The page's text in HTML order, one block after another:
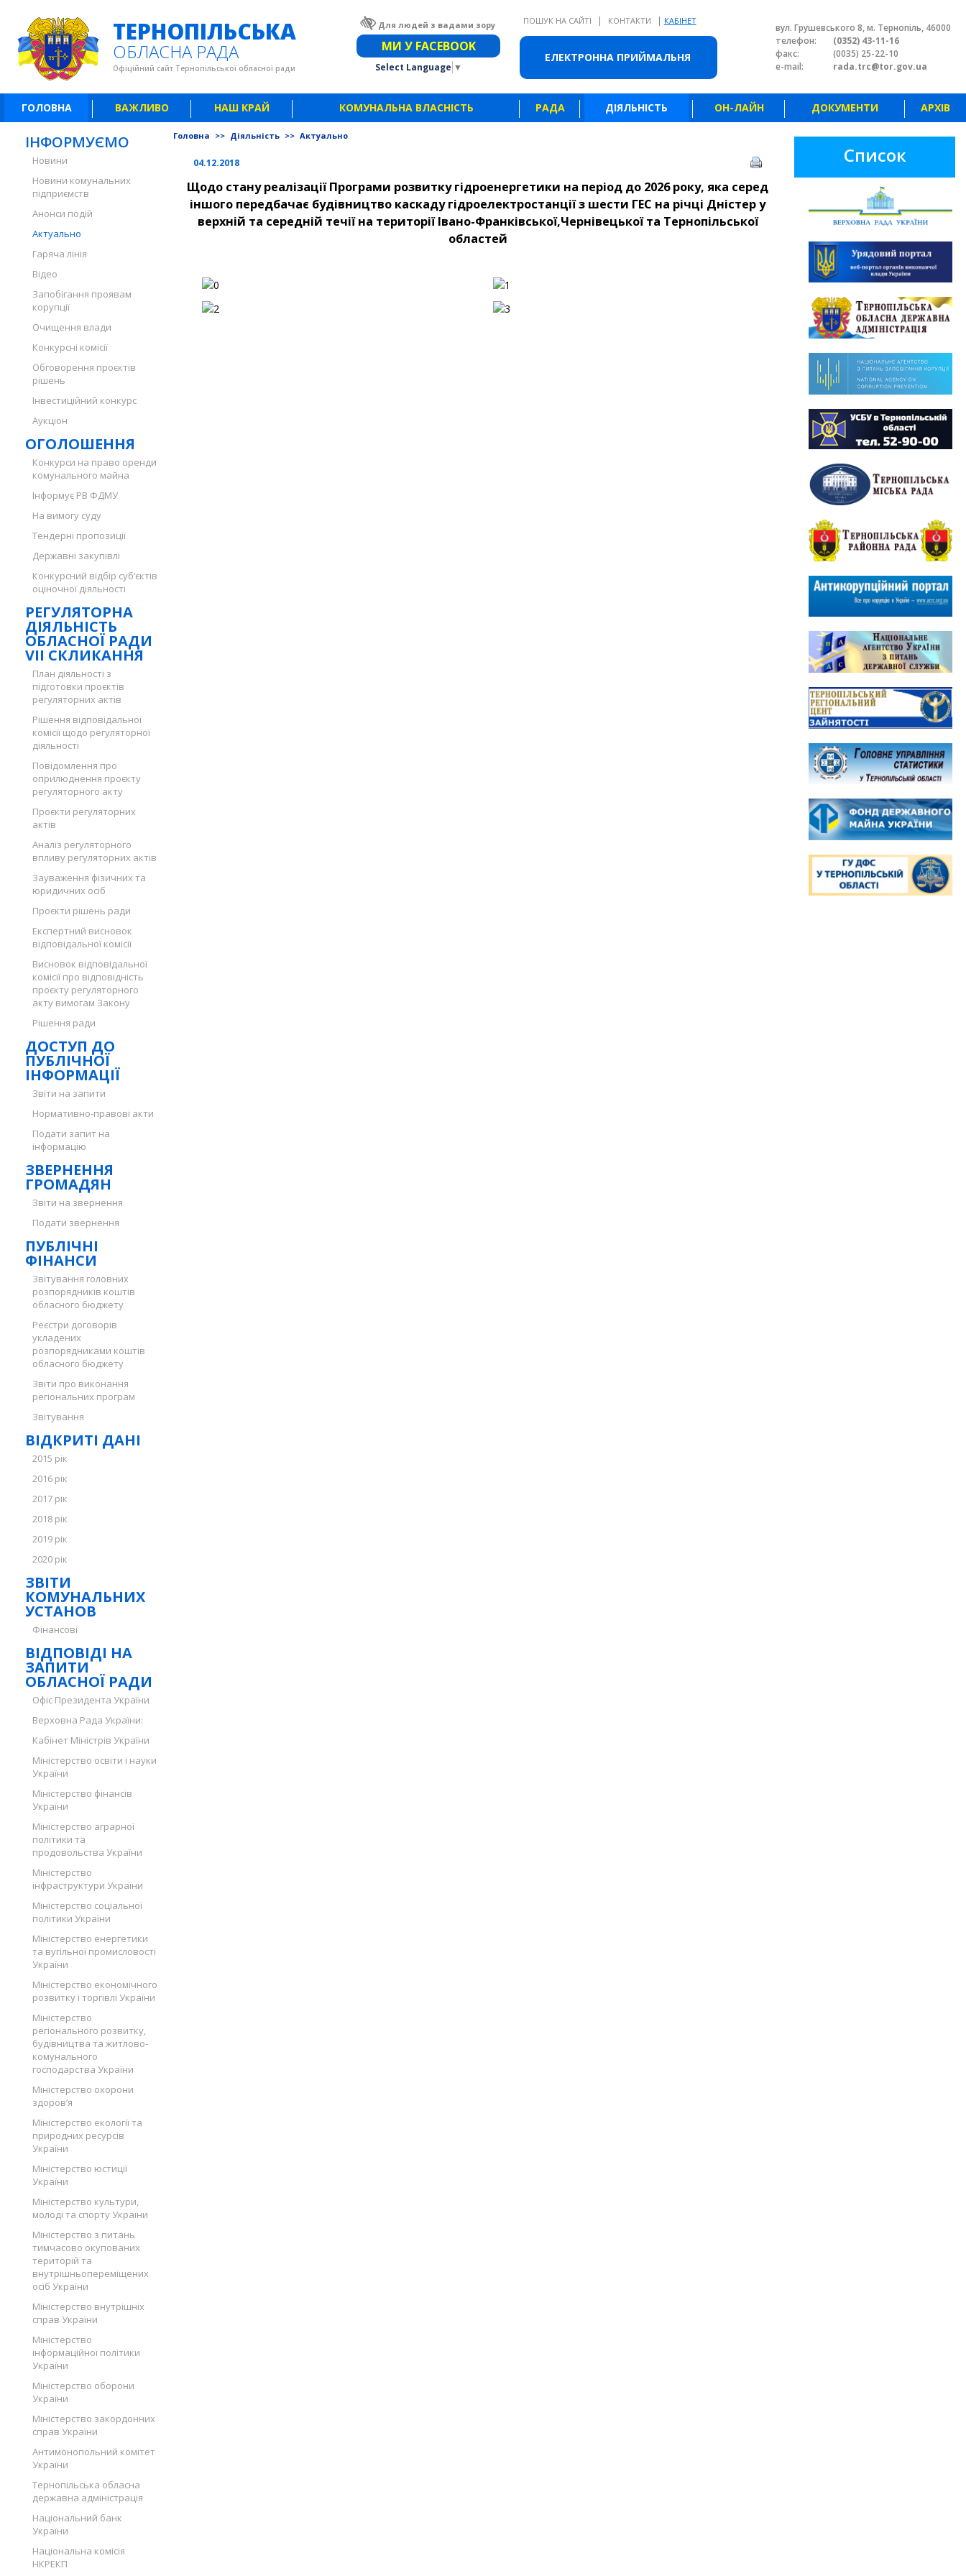
ЕЛЕКТРОННА ПРИЙМАЛЬНЯ
ТЕРНОПІЛЬСЬКА
ОБЛАСНА РАДА
Офіційний сайт Тернопільської обласної ради
Для людей з вадами зору Звичайна версія сайту
МИ У FACEBOOK
Select Language ▼
ПОШУК НА САЙТІ | КОНТАКТИ | КАБІНЕТ
вул. Грушевського 8, м. Тернопіль, 46000
телефон:
(0352) 43-11-16
факс:
(0035) 25-22-10
e-mail:
rada.trc@tor.gov.ua
ГОЛОВНА ВАЖЛИВО НАШ КРАЙ КОМУНАЛЬНА ВЛАСНІСТЬ РАДА ДІЯЛЬНІСТЬ ОН-ЛАЙН ДОКУМЕНТИ АРХІВ
ІНФОРМУЄМО
Новини
Новини комунальних
підприємств
Анонси подій
Актуально
Гаряча лінія
Відео
Запобігання проявам
корупції
Очищення влади
Конкурсні комісії
Обговорення проєктів
рішень
Інвестиційний конкурс
Аукціон
ОГОЛОШЕННЯ
Конкурси на право оренди
комунального майна
Інформує РВ ФДМУ
На вимогу суду
Тендерні пропозиції
Державні закупівлі
Конкурсний відбір суб’єктів
оціночної діяльності
РЕГУЛЯТОРНА
ДІЯЛЬНІСТЬ
ОБЛАСНОЇ РАДИ
VII СКЛИКАННЯ
План діяльності з
підготовки проєктів
регуляторних актів
Рішення відповідальної
комісії щодо регуляторної
діяльності
Повідомлення про
оприлюднення проєкту
регуляторного акту
Проєкти регуляторних
актів
Аналіз регуляторного
впливу регуляторних актів
Зауваження фізичних та
юридичних осіб
Проєкти рішень ради
Експертний висновок
відповідальної комісії
Висновок відповідальної
комісії про відповідність
проєкту регуляторного
акту вимогам Закону
Рішення ради
ДОСТУП ДО
ПУБЛІЧНОЇ
ІНФОРМАЦІЇ
Звіти на запити
Нормативно-правові акти
Подати запит на
інформацію
ЗВЕРНЕННЯ
ГРОМАДЯН
Звіти на звернення
Подати звернення
ПУБЛІЧНІ
ФІНАНСИ
Звітування головних
розпорядників коштів
обласного бюджету
Реєстри договорів
укладених
розпорядниками коштів
обласного бюджету
Звіти про виконання
регіональних програм
Звітування
ВІДКРИТІ ДАНІ
2015 рік
2016 рік
2017 рік
2018 рік
2019 рік
2020 рік
ЗВІТИ
КОМУНАЛЬНИХ
УСТАНОВ
Фінансові
ВІДПОВІДІ НА
ЗАПИТИ
ОБЛАСНОЇ РАДИ
Офіс Президента України
Верховна Рада України:
Кабінет Міністрів України
Міністерство освіти і науки
України
Міністерство фінансів
України
Міністерство аграрної
політики та
продовольства України
Міністерство
інфраструктури України
Міністерство соціальної
політики України
Міністерство енергетики
та вугільної промисловості
України
Міністерство економічного
розвитку і торгівлі України
Міністерство
регіонального розвитку,
будівництва та житлово-
комунального
господарства України
Міністерство охорони
здоров’я
Міністерство екології та
природних ресурсів
України
Міністерство юстиції
України
Міністерство культури,
молоді та спорту України
Міністерство з питань
тимчасово окупованих
територій та
внутрішньопереміщених
осіб України
Міністерство внутрішніх
справ України
Міністерство
інформаційної політики
України
Міністерство оборони
України
Міністерство закордонних
справ України
Антимонопольний комітет
України
Тернопільська обласна
державна адміністрація
Національний банк
України
Національна комісія
НКРЕКП
Головна >> Діяльність >> Актуально
04.12.2018
Щодо стану реалізації Програми розвитку гідроенергетики на період до 2026 року, яка серед
іншого передбачає будівництво каскаду гідроелектростанції з шести ГЕС на річці Дністер у
верхній та середній течії на території Івано-Франківської,Чернівецької та Тернопільської
областей
Список